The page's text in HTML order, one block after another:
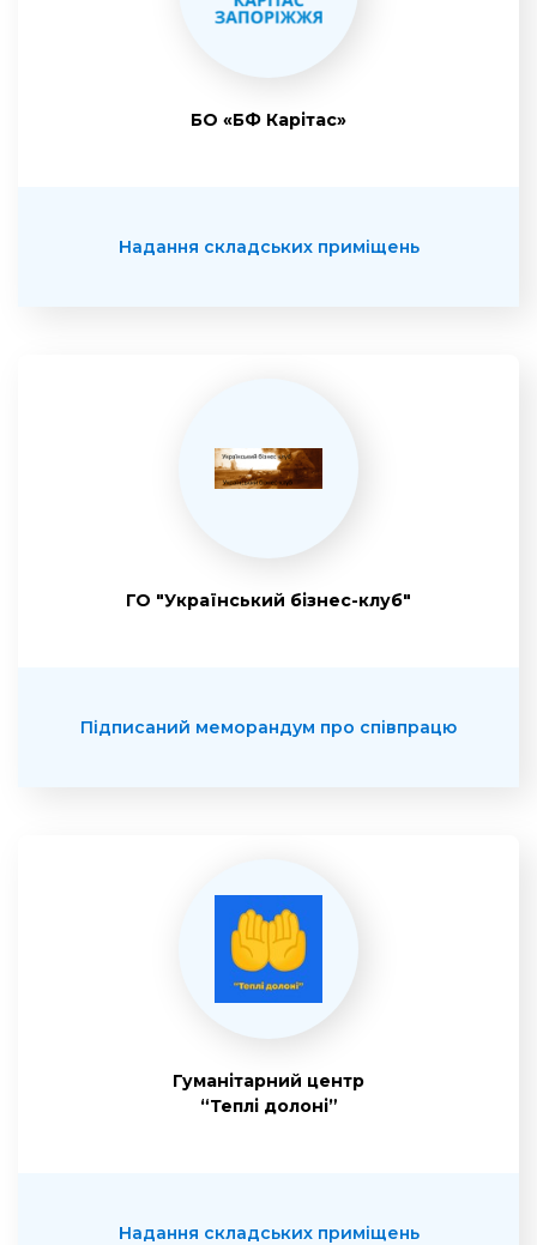
БО «БФ Карітас»
Надання складських приміщень
ГО "Український бізнес-клуб"
Підписаний меморандум про співпрацю
Гуманітарний центр
“Теплі долоні”
Надання складських приміщень